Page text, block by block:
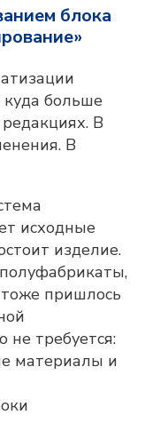
блока
куда больше
В
В
исходные
изделие.
пришлось
не требуется:
материалы и